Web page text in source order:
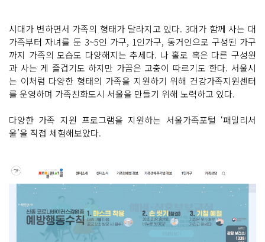
털 R
L
복
사
유
하
기
크
게
변
경
하
기
작
게
변
경
하
기
시대가 변하면서 가족의 형태가 달라지고 있다. 3대가 함께 사는 대
가족부터 자녀를 둔 3~5인 가구, 1인가구, 동거인으로 구성된 가구
까지 가족의 모습도 다양해지는 추세다. 나 홀로 혹은 다른 구성원
과 사는 게 즐겁기도 하지만 가끔은 고충이 따르기도 한다. 서울시
는 이처럼 다양한 형태의 가족을 지원하기 위해 건강가족지원센터
를 운영하며 가족친화도시 서울을 만들기 위해 노력하고 있다.
다양한 가족 지원 프로그램을 지원하는 서울가족포털 ‘패밀리서
울’을 직접 체험해보았다.